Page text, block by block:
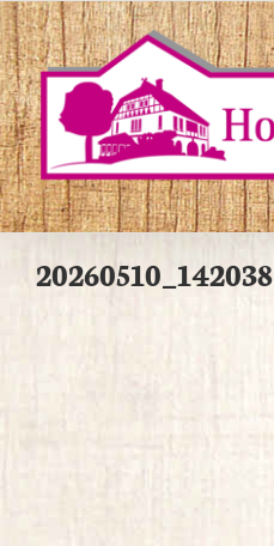
Zum
Inhalt
springen
20260510_142038